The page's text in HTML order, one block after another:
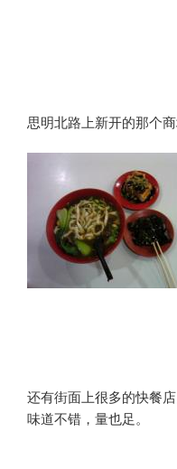
思明北路上新开的那个
还有街面上很多的快餐
味道不错，量也足。